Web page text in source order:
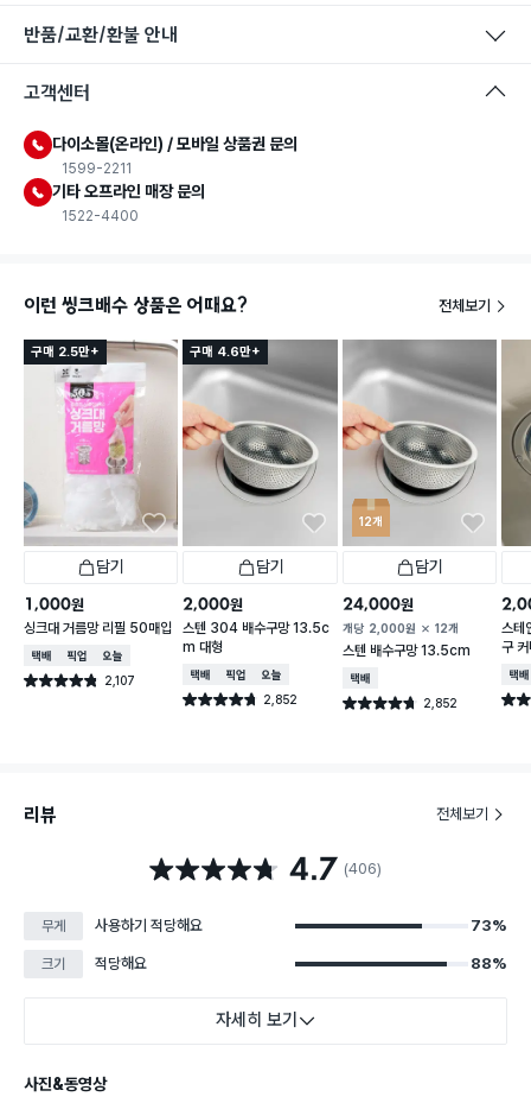
반품/교환/환불 안내
고객센터
다이소몰(온라인) / 모바일 상품권 문의
1599-2211
기타 오프라인 매장 문의
1522-4400
이런 씽크배수 상품은 어때요? 전체보기
구매 2.5만+
담기
1,000원
싱크대 거름망 리필 50매입
택배배송매장픽업오늘배송
별점 4.8점 2,107
건 작성
구매 4.6만+
담기
2,000원
스텐 304 배수구망 13.5c
m 대형
택배배송매장픽업오늘배송
별점 4.7점 2,852
건 작성
12개
담기
24,000원
개당 2,000원 12개
스텐 배수구망 13.5cm
택배배송
별점 4.7점 2,852
건 작성
스테
구
택배
별점
리뷰 전체보기
별점 4.7점 4.7 (406)
무게 사용하기 적당해요 73%
크기 적당해요 88%
자세히 보기
사진&동영상